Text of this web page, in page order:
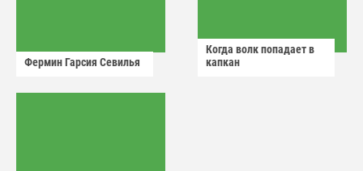
Фермин Гарсия Севилья
Когда волк попадает в
капкан